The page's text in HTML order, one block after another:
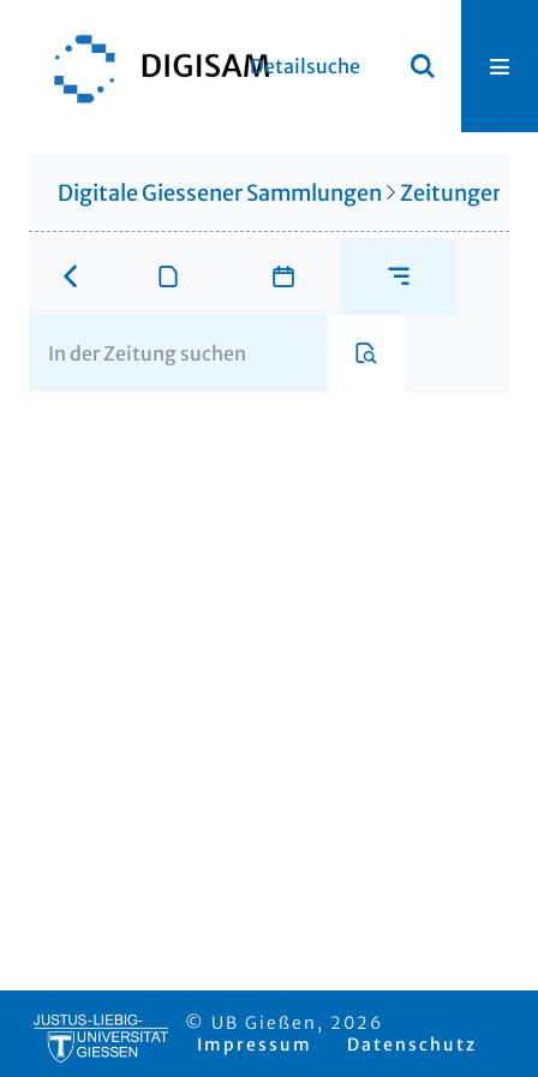
Detailsuche
Digitale Giessener Sammlungen Zeitungen
© UB Gießen, 2026
Impressum
Datenschutz